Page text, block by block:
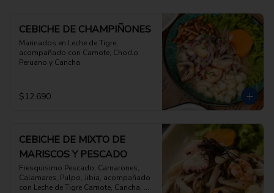
CEBICHE DE CHAMPIÑONES
Marinados en Leche de Tigre,
acompañado con Camote, Choclo
Peruano y Cancha
$12.690
CEBICHE DE MIXTO DE
MARISCOS Y PESCADO
Fresquisimo Pescado, Camarones,
Calamares, Pulpo, Jibia, acompañado
con Leche de Tigre Camote, Cancha,